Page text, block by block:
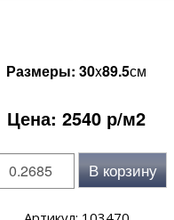
Размеры: 30x89.5см
Цена: 2540 р/м2
В корзину